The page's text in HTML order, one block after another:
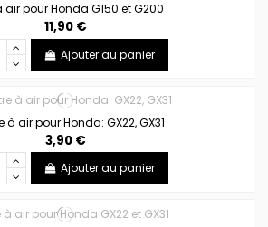
air pour Honda G150 et G200
11,90 €
Ajouter au panier
à air pour Honda: GX22, GX31
3,90 €
Ajouter au panier